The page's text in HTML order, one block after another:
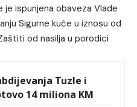
je ispunjena obaveza Vlade
Sigurne kuće u iznosu od
od nasilja u porodici
Tuzle i
14 miliona KM